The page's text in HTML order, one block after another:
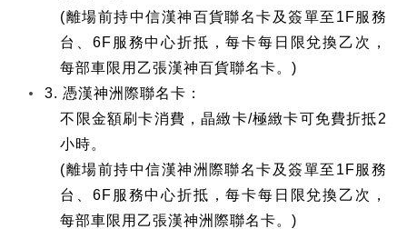
(離場前持中信漢神百貨聯名卡及簽單至1F服務
台、6F服務中心折抵，每卡每日限兌換乙次，
每部車限用乙張漢神百貨聯名卡。)
3. 憑漢神洲際聯名卡：
不限金額刷卡消費，晶緻卡/極緻卡可免費折抵2
小時。
(離場前持中信漢神洲際聯名卡及簽單至1F服務
台、6F服務中心折抵，每卡每日限兌換乙次，
每部車限用乙張漢神洲際聯名卡。)